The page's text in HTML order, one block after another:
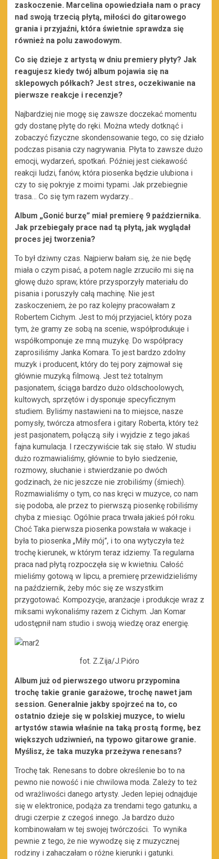
zaskoczenie. Marcelina opowiedziała nam o pracy
nad swoją trzecią płytą, miłości do gitarowego
grania i przyjaźni, która świetnie sprawdza się
również na polu zawodowym.
Co się dzieje z artystą w dniu premiery płyty? Jak
reagujesz kiedy twój album pojawia się na
sklepowych półkach? Jest stres, oczekiwanie na
pierwsze reakcje i recenzje?
Najbardziej nie mogę się zawsze doczekać momentu
gdy dostanę płytę do ręki. Można wtedy dotknąć i
zobaczyć fizyczne skondensowanie tego, co się działo
podczas pisania czy nagrywania. Płyta to zawsze dużo
emocji, wydarzeń, spotkań. Później jest ciekawość
reakcji ludzi, fanów, która piosenka będzie ulubiona i
czy to się pokryje z moimi typami. Jak przebiegnie
trasa… Co się tym razem wydarzy…
Album „Gonić burzę” miał premierę 9 października.
Jak przebiegały prace nad tą płytą, jak wyglądał
proces jej tworzenia?
To był dziwny czas. Najpierw bałam się, że nie będę
miała o czym pisać, a potem nagle zrzuciło mi się na
głowę dużo spraw, które przysporzyły materiału do
pisania i poruszyły całą machinę. Nie jest
zaskoczeniem, że po raz kolejny pracowałam z
Robertem Cichym. Jest to mój przyjaciel, który poza
tym, że gramy ze sobą na scenie, współprodukuje i
współkomponuje ze mną muzykę. Do współpracy
zaprosiliśmy Janka Komara. To jest bardzo zdolny
muzyk i producent, który do tej pory zajmował się
głównie muzyką filmową. Jest też totalnym
pasjonatem, ściąga bardzo dużo oldschoolowych,
kultowych, sprzętów i dysponuje specyficznym
studiem. Byliśmy nastawieni na to miejsce, nasze
pomysły, twórcza atmosfera i gitary Roberta, który też
jest pasjonatem, połączą siły i wyjdzie z tego jakaś
fajna kumulacja. I rzeczywiście tak się stało. W studiu
dużo rozmawialiśmy, głównie to było siedzenie,
rozmowy, słuchanie i stwierdzanie po dwóch
godzinach, że nic jeszcze nie zrobiliśmy (śmiech).
Rozmawialiśmy o tym, co nas kręci w muzyce, co nam
się podoba, ale przez to pierwszą piosenkę robiliśmy
chyba z miesiąc. Ogólnie praca trwała jakieś pół roku.
Choć Taka pierwsza piosenka powstała w wakacje i
była to piosenka „Miły mój”, i to ona wytyczyła też
trochę kierunek, w którym teraz idziemy. Ta regularna
praca nad płytą rozpoczęła się w kwietniu. Całość
mieliśmy gotową w lipcu, a premierę przewidzieliśmy
na październik, żeby móc się ze wszystkim
przygotować. Kompozycje, aranżacje i produkcje wraz z
miksami wykonaliśmy razem z Cichym. Jan Komar
udostępnił nam studio i swoją wiedzę oraz energię.
fot. Z.Zija/J.Pióro
Album już od pierwszego utworu przypomina
trochę takie granie garażowe, trochę nawet jam
session. Generalnie jakby spojrzeć na to, co
ostatnio dzieje się w polskiej muzyce, to wielu
artystów stawia właśnie na taką prostą formę, bez
większych udziwnień, na typowo gitarowe granie.
Myślisz, że taka muzyka przeżywa renesans?
Trochę tak. Renesans to dobre określenie bo to na
pewno nie nowość i nie chwilowa moda. Zależy to też
od wrażliwości danego artysty. Jeden lepiej odnajduje
się w elektronice, podąża za trendami tego gatunku, a
drugi czerpie z czegoś innego. Ja bardzo dużo
kombinowałam w tej swojej twórczości. To wynika
pewnie z tego, że nie wywodzę się z muzycznej
rodziny i zahaczałam o różne kierunki i gatunki.